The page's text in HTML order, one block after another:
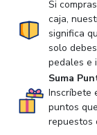
Si
caja,
significa
solo
pedales e
Suma
Inscríbete
puntos
repuestos